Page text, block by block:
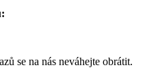
se na nás neváhejte obrátit.